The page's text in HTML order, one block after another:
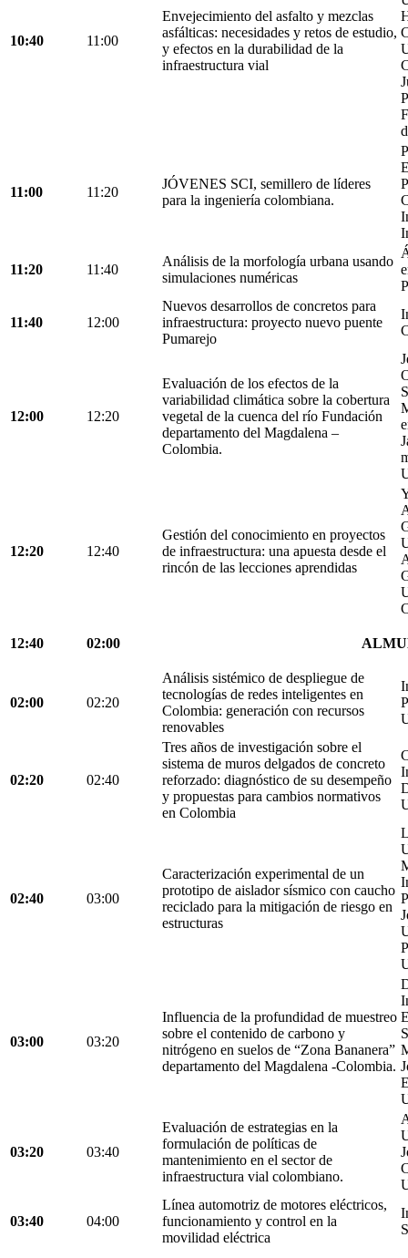
10:40 11:00
Envejecimiento del asfalto y mezclas
asfálticas: necesidades y retos de estudio,
y efectos en la durabilidad de la
infraestructura vial
11:00 11:20
JÓVENES SCI, semillero de líderes
para la ingeniería colombiana.
11:20 11:40
Análisis de la morfología urbana usando
simulaciones numéricas
11:40 12:00
Nuevos desarrollos de concretos para
infraestructura: proyecto nuevo puente
Pumarejo
12:00 12:20
Evaluación de los efectos de la
variabilidad climática sobre la cobertura
vegetal de la cuenca del río Fundación
departamento del Magdalena –
Colombia.
12:20 12:40
Gestión del conocimiento en proyectos
de infraestructura: una apuesta desde el
rincón de las lecciones aprendidas
12:40 02:00
02:00 02:20
Análisis sistémico de despliegue de
tecnologías de redes inteligentes en
Colombia: generación con recursos
renovables
02:20 02:40
Tres años de investigación sobre el
sistema de muros delgados de concreto
reforzado: diagnóstico de su desempeño
y propuestas para cambios normativos
en Colombia
02:40 03:00
Caracterización experimental de un
prototipo de aislador sísmico con caucho
reciclado para la mitigación de riesgo en
estructuras
03:00 03:20
Influencia de la profundidad de muestreo
sobre el contenido de carbono y
nitrógeno en suelos de “Zona Bananera”
departamento del Magdalena -Colombia.
03:20 03:40
Evaluación de estrategias en la
formulación de políticas de
mantenimiento en el sector de
infraestructura vial colombiano.
03:40 04:00
Línea automotriz de motores eléctricos,
funcionamiento y control en la
movilidad eléctrica